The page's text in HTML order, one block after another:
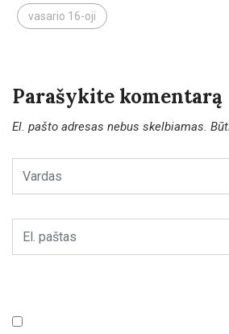
vasario 16-oji
Parašykite komentarą
El. pašto adresas nebus skelbiamas.